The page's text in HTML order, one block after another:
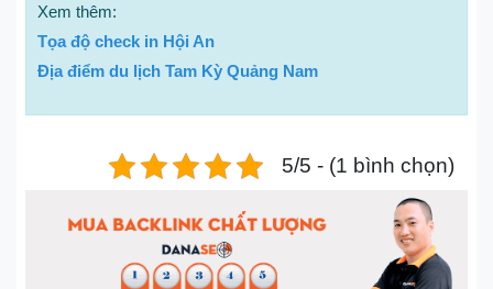
Xem thêm:
Tọa độ check in Hội An
Địa điểm du lịch Tam Kỳ Quảng Nam
5/5 - (1 bình chọn)